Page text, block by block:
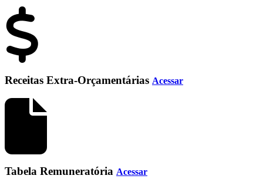
Receitas Extra-Orçamentárias Acessar
Tabela Remuneratória Acessar